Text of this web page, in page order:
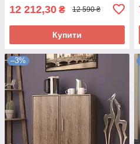
12 212,30 ₴ 12 590 ₴
Купити
–3%